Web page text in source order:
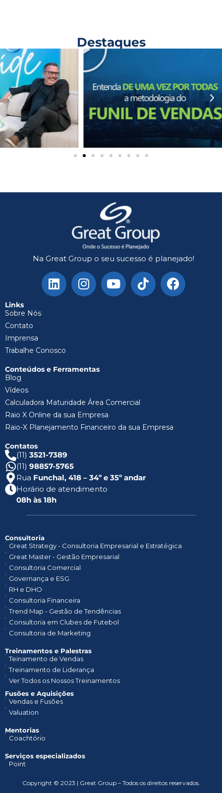
Destaques
Na Great Group o seu sucesso é planejado!
Links
Sobre Nós
Contato
Imprensa
Trabalhe Conosco
Conteúdos e Ferramentas
Blog
Vídeos
Calculadora Maturidade Área Comercial
Raio X Online da sua Empresa
Raio-X Planejamento Financeiro da sua Empresa
Contatos
(11) 3521-7389
(11) 98857-5765
Rua Funchal, 418 – 34º e 35º andar
Horário de atendimento
08h às 18h
Consultoria
Great Strategy - Consultoria Empresarial e Estratégica
Great Master - Gestão Empresarial
Consultoria Comercial
Governança e ESG
RH e DHO
Consultoria Financeira
Trend Map - Gestão de Tendências
Consultoria em Clubes de Futebol
Consultoria de Marketing
Treinamentos e Palestras​
Teinamento de Vendas
Treinamento de Liderança
Ver Todos os Nossos Treinamentos
Fusões e Aquisições
Vendas e Fusões
Valuation
Mentorias
Coachtório
Serviços especializados
Point
Copyright © 2023 | Great Group – Todos os direitos reservados.